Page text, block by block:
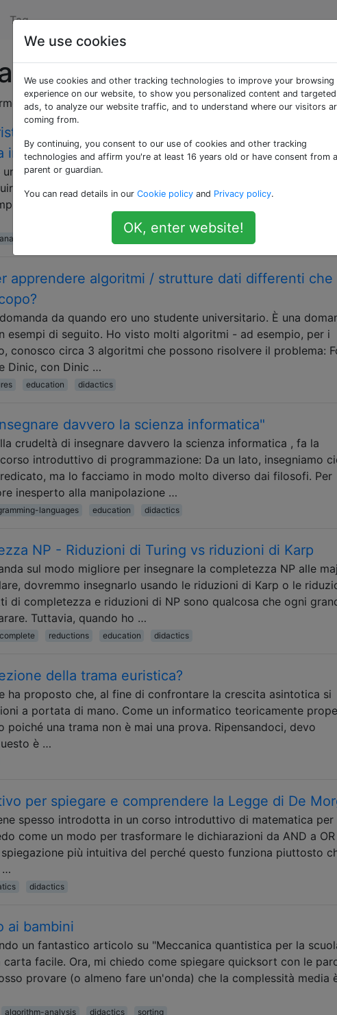
Tag
«didactics»
adatti alla didattica dell'Informatica
"provare alcuni casi di prova": algoritmi che
in realtà non corretti
algoritmo per qualche problema è corretto, il solito punto di
l'algoritmo manualmente su una serie di semplici casi di test -
inclusi alcuni semplici "casi angolari" ". Questa è una
correctness-proof
apprendere algoritmi / strutture dati differenti che
da quando ero uno studente universitario. È una
esempi di seguito. Ho visto molti algoritmi - ad esempio, per i
conosco circa 3 algoritmi che possono risolvere il problema:
Dinic, con Dinic …
education didactics
davvero la scienza informatica"
crudeltà di insegnare davvero la scienza informatica , fa la
introduttivo di programmazione: Da un lato, insegniamo
ma lo facciamo in modo molto diverso dai filosofi. Per
inesperto alla manipolazione …
languages education didactics
NP - Riduzioni di Turing vs riduzioni di Karp
sul modo migliore per insegnare la completezza NP alle
dovremmo insegnarlo usando le riduzioni di Karp o le
di completezza e riduzioni di NP sono qualcosa che ogni
Tuttavia, quando ho …
reductions education didactics
della trama euristica?
ha proposto che, al fine di confrontare la crescita asintotica si
a portata di mano. Come un informatico teoricamente
una trama non è mai una prova. Ripensandoci, devo
è …
per spiegare e comprendere la Legge di De
spesso introdotta in un corso introduttivo di matematica per
come un modo per trasformare le dichiarazioni da AND a OR
più intuitiva del perché questo funziona piuttosto
…
didactics
ai bambini
un fantastico articolo su "Meccanica quantistica per la
carta facile. Ora, mi chiedo come spiegare quicksort con le
provare (o almeno fare un'onda) che la complessità media
algorithm-analysis didactics sorting
We use cookies
We use cookies and other tracking technologies to improve your browsing
experience on our website, to show you personalized content and targeted
ads, to analyze our website traffic, and to understand where our visitors
coming from.
By continuing, you consent to our use of cookies and other tracking
technologies and affirm you're at least 16 years old or have consent from a
parent or guardian.
You can read details in our Cookie policy and Privacy policy.
OK, enter website!